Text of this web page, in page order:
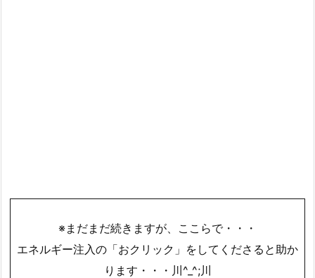
※まだまだ続きますが、ここらで・・・
エネルギー注入の「おクリック」をしてくださると助か
ります・・・川^_^;川